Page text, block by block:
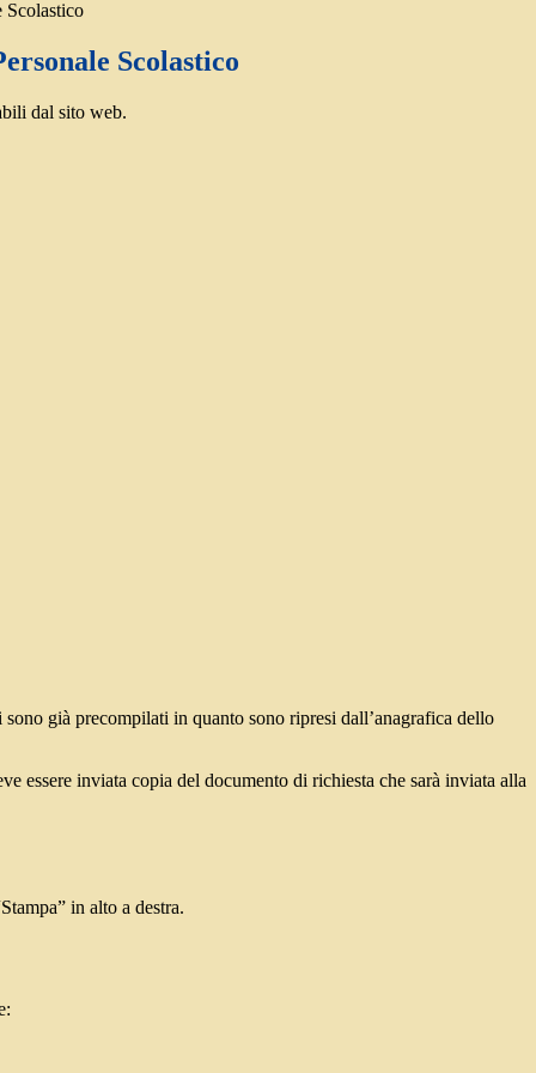
Scolastico
Scolastico
dal sito web.
già precompilati in quanto sono ripresi dall’anagrafica dello
essere inviata copia del documento di richiesta che sarà inviata alla
in alto a destra.